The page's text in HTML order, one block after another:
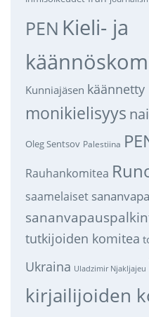
PEN Kieli- ja
Kunniajäsen
monikielisyys
Oleg Sentsov Palestiina
Rauhankomitea
saamelaiset
tutkijoiden komitea
Ukraina Uladzimir Njakljajeu
kirjailijoiden